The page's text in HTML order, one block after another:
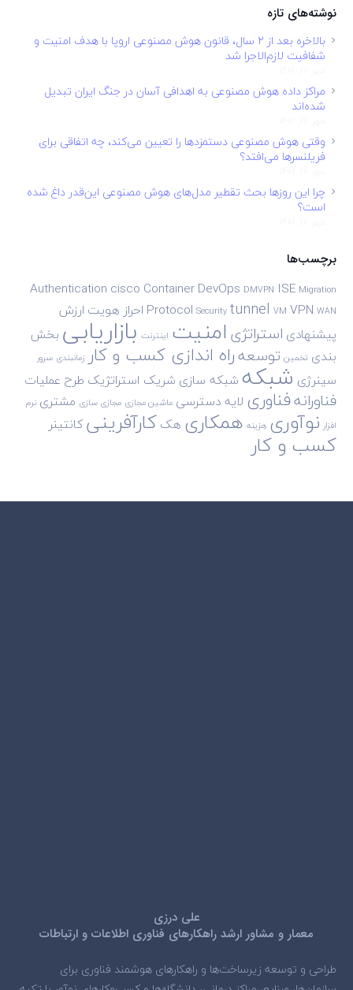
نوشته‌های تازه
بالاخره بعد از ۲ سال، قانون هوش مصنوعی اروپا با هدف امنیت و
شفافیت لازم‌الاجرا شد
مراکز داده هوش مصنوعی به اهدافی آسان در جنگ ایران تبدیل
شده‌اند
وقتی هوش مصنوعی دستمزدها را تعیین می‌کند، چه اتفاقی برای
فریلنسرها می‌افتد؟
چرا این روزها بحث تقطیر مدل‌های هوش مصنوعی این‌قدر داغ شده
است؟
برچسب‌ها
Authentication cisco ContainerDevOps DMVPN ISE Migration
Protocol Security tunnel VM VPN WAN احراز هویت ارزش
پیشنهادی استراتژی امنیت اینترنت بازاریابیبخش
بندی تخمین توسعهراه اندازی کسب و کار زمانبندی سرور
سینرژی شبکه شبکه سازی شریک استراتژیک طرح عملیات
فناورانهفناوری لایه دسترسی ماشین مجازی مجازی سازی مشتری نرم
افزار نوآوری هزینه همکاری هککارآفرینیکانتینر
کسب و کار
علی درزی
معمار و مشاور ارشد راهکارهای فناوری اطلاعات و ارتباطات
طراحی و توسعه زیرساخت‌ها و راهکارهای هوشمند فناوری برای